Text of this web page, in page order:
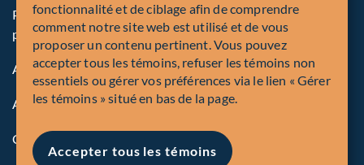
Politique mondiale sur la protection des renseignements
personnels de Corporation Fiera Capital
Accessibilité
Avis de sécurité
Conformité
fonctionnalité et de ciblage afin de comprendre
comment notre site web est utilisé et de vous
proposer un contenu pertinent. Vous pouvez
accepter tous les témoins, refuser les témoins non
essentiels ou gérer vos préférences via le lien « Gérer
les témoins » situé en bas de la page.
Accepter tous les témoins